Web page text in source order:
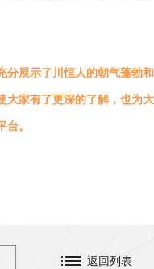
分展示了川恒人的朝气蓬勃和
大家有了更深的了解，也为
台。
返回列表